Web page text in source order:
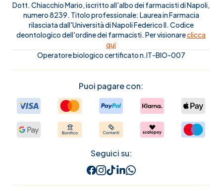
Dott. Chiacchio Mario, iscritto all'albo dei farmacisti di Napoli,
numero 8239. Titolo professionale: Laurea in Farmacia
rilasciata dall'Università di Napoli Federico II. Codice
deontologico dell'ordine dei farmacisti. Per visionareclicca
qui
Operatore biologico certificato n.IT-BIO-007
Puoi pagare con:
Seguici su: